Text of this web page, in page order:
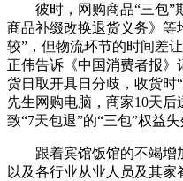
彼时，网购商品“三包”
商品补缀改换退货义务》等
较”，但物流环节的时间差
正伟告诉《中国消费者报
货日取开具日分歧，收货时
先生网购电脑，商家10天
致“7天包退”的“三包”权益失
跟着宾馆饭馆的不竭增
以及各行业从业人员及其家